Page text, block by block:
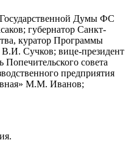
Думы ФС
губернатор Санкт-
куратор Программы
В.И. Сучков; вице-президент
совета
предприятия
М.М. Иванов;